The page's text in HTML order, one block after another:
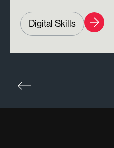
Digital Skills